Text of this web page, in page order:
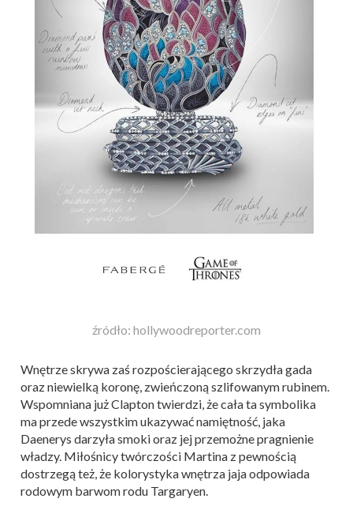
źródło: hollywoodreporter.com
Wnętrze skrywa zaś rozpościerającego skrzydła gada
oraz niewielką koronę, zwieńczoną szlifowanym rubinem.
Wspomniana już Clapton twierdzi, że cała ta symbolika
ma przede wszystkim ukazywać namiętność, jaka
Daenerys darzyła smoki oraz jej przemożne pragnienie
władzy. Miłośnicy twórczości Martina z pewnością
dostrzegą też, że kolorystyka wnętrza jaja odpowiada
rodowym barwom rodu Targaryen.